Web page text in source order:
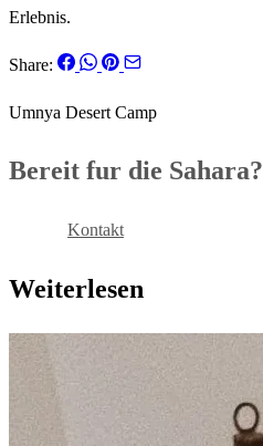
Erlebnis.
Share:
Umnya Desert Camp
Bereit fur die Sahara?
Kontakt
Weiterlesen